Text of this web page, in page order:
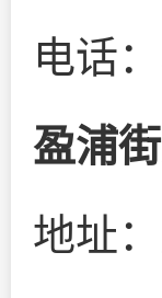
电话
盈浦
地址